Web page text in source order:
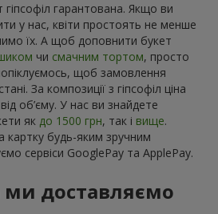
гіпсофіл гарантована. Якщо ви
у нас, квіти простоять не менше
їх. А щоб доповнити букет
чи смачним тортом, просто
щоб замовлення
За композиції з гіпсофіл ціна
об’єму. У нас ви знайдете
як до 1500 грн, так і вище.
картку будь-яким зручним
сервіси GooglePay та ApplePay.
ми доставляємо